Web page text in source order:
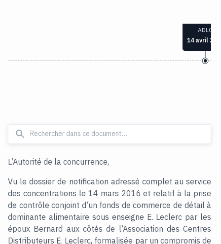
ADLC
14 avril
L’Autorité de la concurrence,
Vu le dossier de notification adressé complet au service
des concentrations le 14 mars 2016 et relatif à la prise
de contrôle conjoint d’un fonds de commerce de détail à
dominante alimentaire sous enseigne E. Leclerc par les
époux Bernard aux côtés de l’Association des Centres
Distributeurs E. Leclerc, formalisée par un compromis de